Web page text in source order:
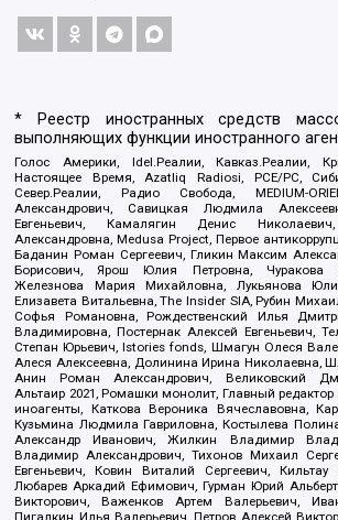
* Реестр иностранных средств
выполняющих функции иностранного
Голос Америки, Idel.Реалии, Кавказ.Реалии,
Настоящее Время, Azatliq Radiosi, PCE/PC,
Север.Реалии, Радио Свобода, MEDIUM-
Александрович, Савицкая Людмила
Евгеньевич, Камалягин Денис
Александровна, Medusa Project, Первое
Баданин Роман Сергеевич, Гликин Максим
Борисович, Ярош Юлия Петровна, Чуракова
Железнова Мария Михайловна, Лукьянова
Елизавета Витальевна, The Insider SIA, Рубин
Софья Романовна, Рождественский Илья
Владимировна, Постернак Алексей Евгеньевич,
Степан Юрьевич, Istories fonds, Шмагун Олеся
Алеся Алексеевна, Долинина Ирина Николаевна,
Анин Роман Александрович, Великовский
Альтаир 2021, Ромашки монолит, Главный редактор
иноагенты, Каткова Вероника Вячеславовна,
Кузьмина Людмила Гавриловна, Костылева
Александр Иванович, Жилкин Владимир
Владимир Александрович, Тихонов Михаил
Евгеньевич, Ковин Виталий Сергеевич, Кильтау
Любарев Аркадий Ефимович, Гурман Юрий
Викторович, Важенков Артем Валерьевич,